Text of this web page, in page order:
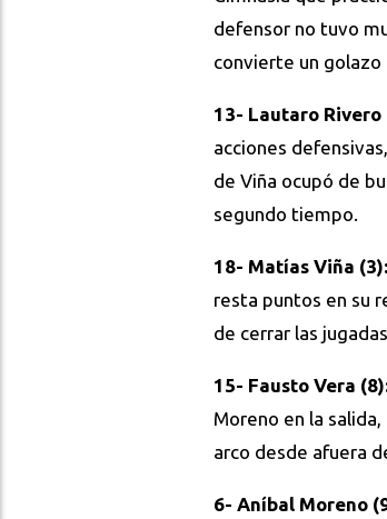
defensor no tuvo
convierte un
13- Lautaro Rivero
acciones
de Viña ocupó de
segundo tiempo.
18- Matías Viña (3):
resta puntos en su
de cerrar las
15- Fausto Vera
Moreno en la
arco desde afuera
6- Aníbal Moreno